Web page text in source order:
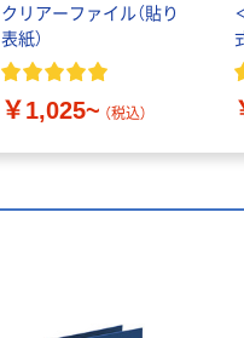
クリアーファイル（貼り
表紙）
￥1,025~ （税込）